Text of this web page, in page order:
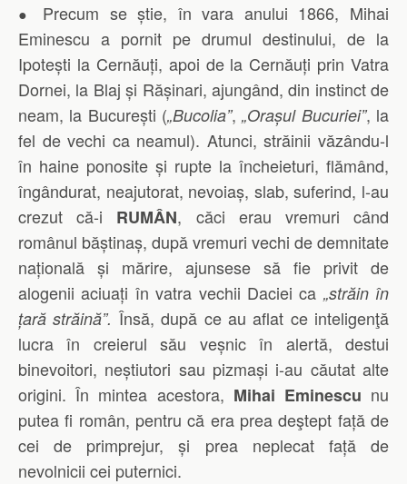
● Precum se știe, în vara anului 1866, Mihai
Eminescu a pornit pe drumul destinului, de la
Ipotești la Cernăuți, apoi de la Cernăuți prin Vatra
Dornei, la Blaj și Rășinari, ajungând, din instinct de
neam, la București („Bucolia”,„Orașul Bucuriei”, la
fel de vechi ca neamul). Atunci, străinii văzându-l
în haine ponosite și rupte la încheieturi, flămând,
îngândurat, neajutorat, nevoiaș, slab, suferind, l-au
crezut că-i RUMÂN, căci erau vremuri când
românul băștinaș, după vremuri vechi de demnitate
națională și mărire, ajunsese să fie privit de
alogenii aciuați în vatra vechii Daciei ca „străin în
țară străină”. Însă, după ce au aflat ce inteligenţă
lucra în creierul său veșnic în alertă, destui
binevoitori, neștiutori sau pizmași i-au căutat alte
origini. În mintea acestora, Mihai Eminescu nu
putea fi român, pentru că era prea deştept față de
cei de primprejur, și prea neplecat față de
nevolnicii cei puternici.